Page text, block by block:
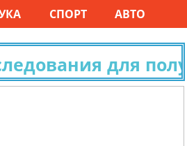
СПОРТ АВТО
для